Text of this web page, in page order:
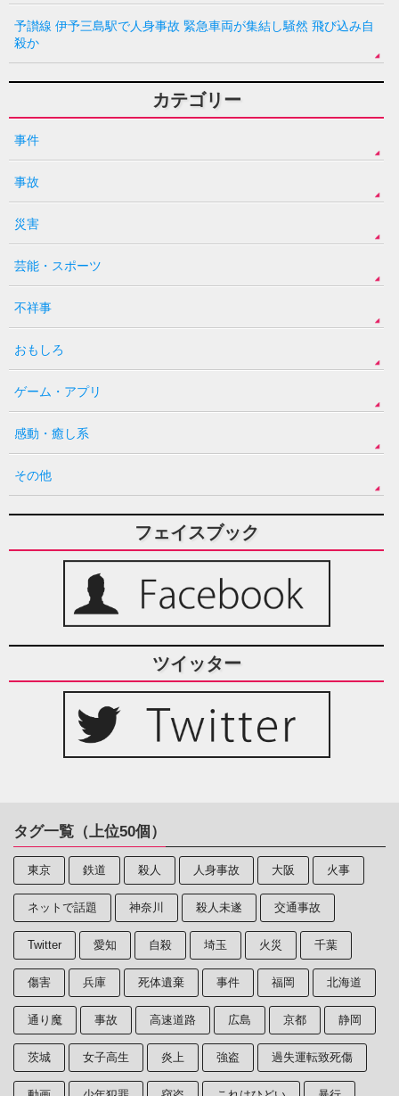
予讃線 伊予三島駅で人身事故 緊急車両が集結し騒然 飛び込み自
殺か
カテゴリー
事件
事故
災害
芸能・スポーツ
不祥事
おもしろ
ゲーム・アプリ
感動・癒し系
その他
フェイスブック
ツイッター
タグ一覧（上位50個）
東京 鉄道 殺人 人身事故 大阪 火事
ネットで話題 神奈川 殺人未遂 交通事故
Twitter 愛知 自殺 埼玉 火災 千葉
傷害 兵庫 死体遺棄 事件 福岡 北海道
通り魔 事故 高速道路 広島 京都 静岡
茨城 女子高生 炎上 強盗 過失運転致死傷